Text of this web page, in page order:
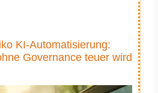
KI-Automatisierung:
Governance teuer wird